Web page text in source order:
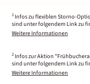
1 Infos zu flexiblen Storno-
sind unter folgendem Link zu
Weitere Informationen
2 Infos zur Aktion
sind unter folgendem Link zu
Weitere Informationen